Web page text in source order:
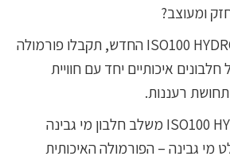
ומעוצב?
עם ISO100 HYDROLYZED CLEAR החדש, תקבלו פורמולה
איכותיים יחד עם חוויית
רעננות.
ISO100 HYDROLYZED CLEAR משלב חלבון מי גבינה
מי גבינה – הפורמולה האיכותית